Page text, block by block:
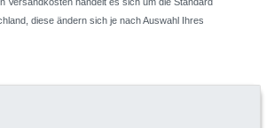
diese ändern sich je nach Auswahl Ihres